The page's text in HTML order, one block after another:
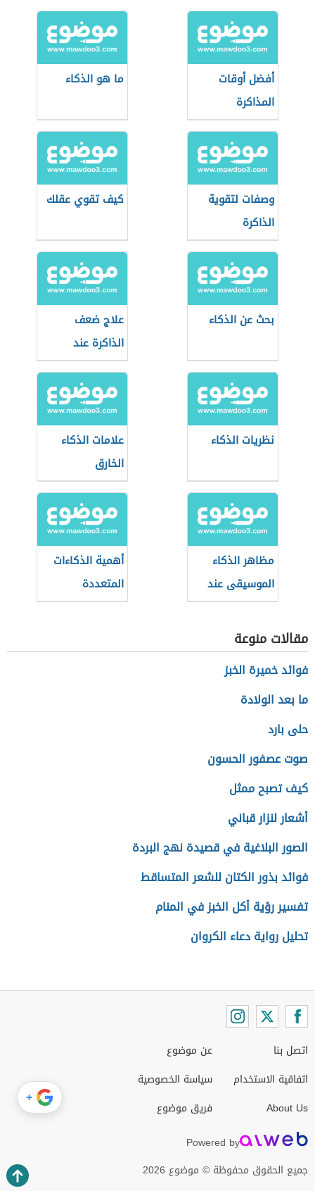
أفضل أوقات
المذاكرة
ما هو الذكاء
وصفات لتقوية
الذاكرة
كيف تقوي عقلك
بحث عن الذكاء
علاج ضعف
الذاكرة عند
الشباب
نظريات الذكاء
علامات الذكاء
الخارق
مظاهر الذكاء
الموسيقى عند
الأطفال
أهمية الذكاءات
المتعددة
مقالات منوعة
فوائد خميرة الخبز
ما بعد الولادة
حلى بارد
صوت عصفور الحسون
كيف تصبح ممثل
أشعار لنزار قباني
الصور البلاغية في قصيدة نهج البردة
فوائد بذور الكتان للشعر المتساقط
تفسير رؤية أكل الخبز في المنام
تحليل رواية دعاء الكروان
اتصل بنا
اتفاقية الاستخدام
About Us
عن موضوع
سياسة الخصوصية
فريق موضوع
Powered by
جميع الحقوق محفوظة © موضوع 2026
+